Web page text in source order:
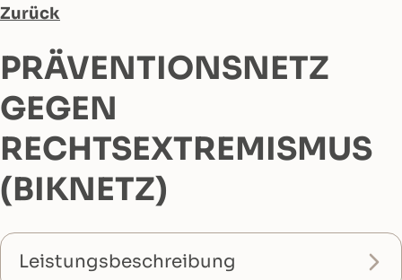
Zurück
PRÄVENTIONSNETZ
GEGEN
RECHTSEXTREMISMUS
(BIKNETZ)
Leistungsbeschreibung